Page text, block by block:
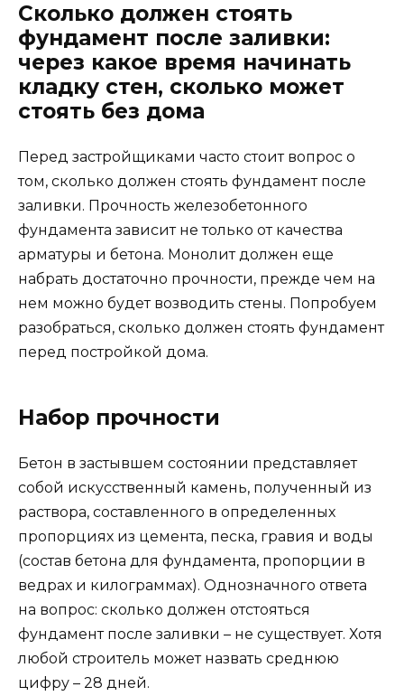
Сколько должен стоять
фундамент после заливки:
через какое время начинать
кладку стен, сколько может
стоять без дома
Перед застройщиками часто стоит вопрос о
том, сколько должен стоять фундамент после
заливки. Прочность железобетонного
фундамента зависит не только от качества
арматуры и бетона. Монолит должен еще
набрать достаточно прочности, прежде чем на
нем можно будет возводить стены. Попробуем
разобраться, сколько должен стоять фундамент
перед постройкой дома.
Набор прочности
Бетон в застывшем состоянии представляет
собой искусственный камень, полученный из
раствора, составленного в определенных
пропорциях из цемента, песка, гравия и воды
(состав бетона для фундамента, пропорции в
ведрах и килограммах). Однозначного ответа
на вопрос: сколько должен отстояться
фундамент после заливки – не существует. Хотя
любой строитель может назвать среднюю
цифру – 28 дней.